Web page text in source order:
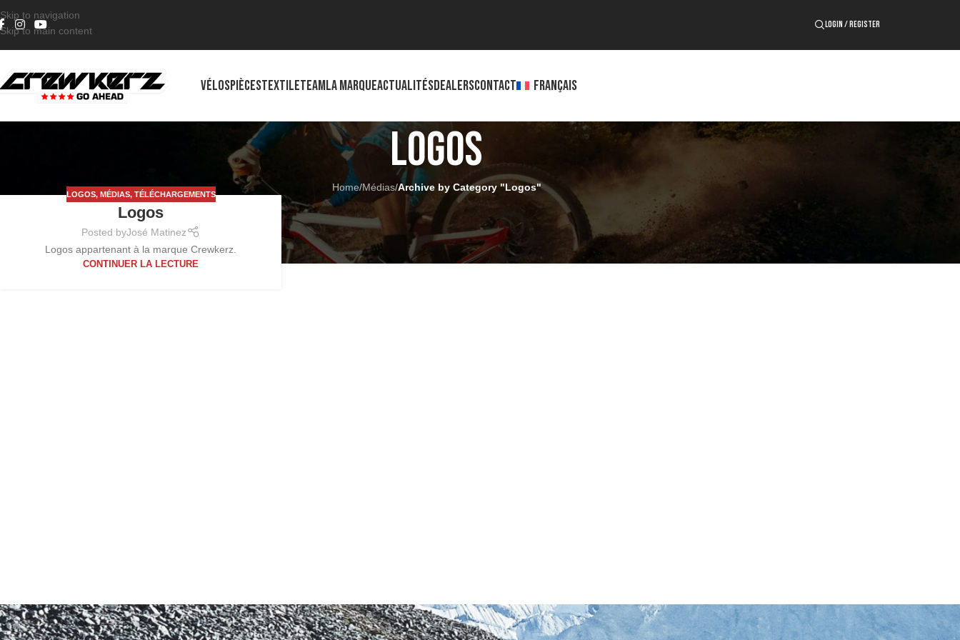
Skip to navigation
Skip to main content
LOGIN / REGISTER
VÉLOSPIÈCESTEXTILETEAMLA MARQUEACTUALITÉSDEALERSCONTACT FRANÇAIS
Logos
Home/Médias/Archive by Category "Logos"
LOGOS, MÉDIAS, TÉLÉCHARGEMENTS
Logos
Posted byJosé Matinez
Logos appartenant à la marque Crewkerz.
CONTINUER LA LECTURE